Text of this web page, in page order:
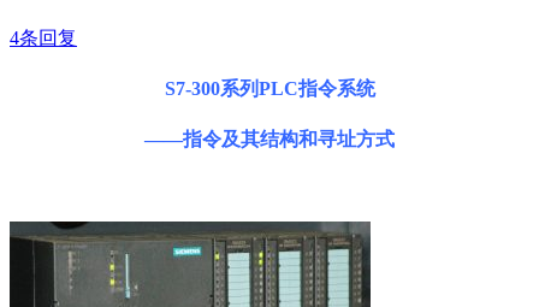
4条回复
S7-300系列PLC指令系统
——指令及其结构和寻址方式